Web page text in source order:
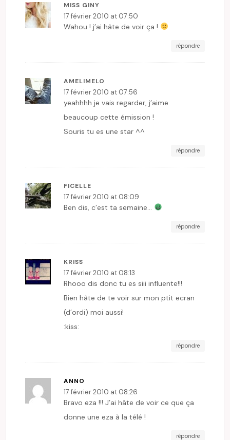
MISS GINY
17 février 2010 at 07:50
Wahou ! j’ai hâte de voir ça !
répondre
AMELIMELO
17 février 2010 at 07:56
yeahhhh je vais regarder, j’aime
beaucoup cette émission !
Souris tu es une star ^^
répondre
FICELLE
17 février 2010 at 08:09
Ben dis, c’est ta semaine…
répondre
KRISS
17 février 2010 at 08:13
Rhooo dis donc tu es siii influente!!!
Bien hâte de te voir sur mon ptit ecran
(d’ordi) moi aussi!
:kiss:
répondre
ANNO
17 février 2010 at 08:26
Bravo eza !!! J’ai hâte de voir ce que ça
donne une eza à la télé !
répondre